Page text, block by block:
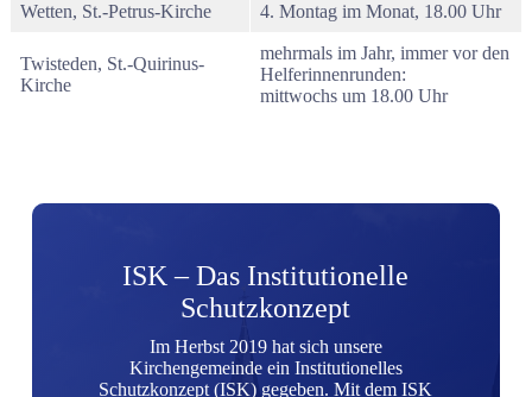
Wetten, St.-Petrus-Kirche 4. Montag im Monat, 18.00 Uhr
Twisteden, St.-Quirinus-
Kirche
mehrmals im Jahr, immer vor den
Helferinnenrunden:
mittwochs um 18.00 Uhr
ISK – Das Institutionelle
Schutzkonzept
Im Herbst 2019 hat sich unsere
Kirchengemeinde ein Institutionelles
Schutzkonzept (ISK) gegeben. Mit dem ISK